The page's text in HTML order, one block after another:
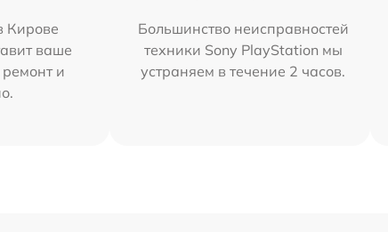
Кирове
ваше
ремонт и
Большинство неисправностей
техники Sony PlayStation мы
устраняем в течение 2 часов.